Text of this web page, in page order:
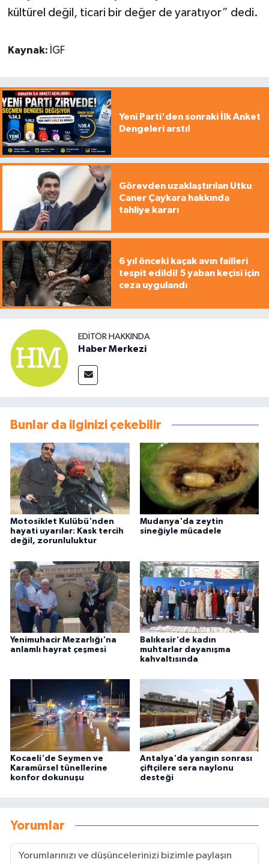
kültürel değil, ticari bir değer de yaratıyor” dedi.
Kaynak: İGF
Yeni Parti'den sonraki İlk Anket
Dengeleri arstı!
Görevden uzaklaştırılan Utku
Caner Çaykara hakkında
tahliye kararı
6 yıl önceki kaçak avın failleri
tespit edildi! 5 yaban keçisi için
ceza uygulandı
EDITÖR HAKKINDA
Haber Merkezi
Bunlar da ilginizi çekebilir
Motosiklet Kulübü'nden
hayati uyarılar: Kask tercih
değil, zorunluluktur
Mudanya'da zeytin
sineğiyle mücadele
Yenimuhacir Mezarlığı'na
anlamlı hayrat çeşmesi
Balıkesir'de kadın
muhtarlar dayanışma
kahvaltısında
Kocaeli'de Seymen ve
Karamürsel tünellerine
konfor dokunuşu
Antalya'da yangın sonrası
çiftçilere sera naylonu
desteği
Yorumlar